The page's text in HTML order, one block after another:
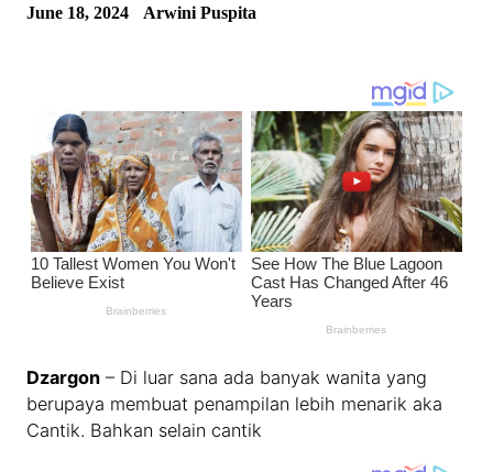
June 18, 2024 Arwini Puspita
Dzargon – Di luar sana ada banyak wanita yang
berupaya membuat penampilan lebih menarik aka
Cantik. Bahkan selain cantik